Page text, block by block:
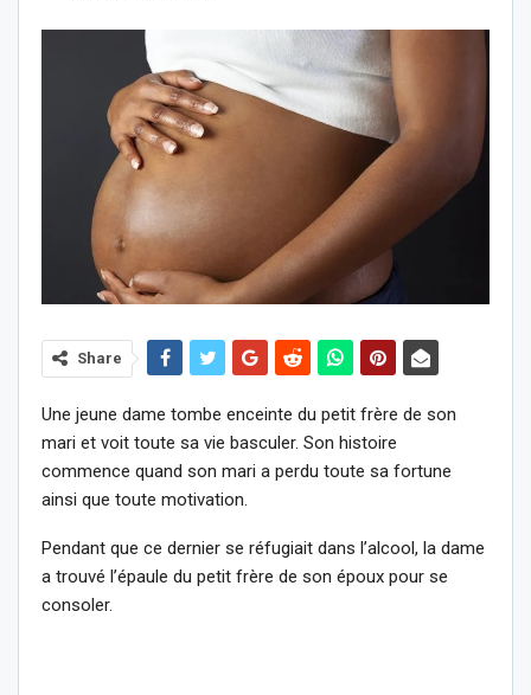
Share
Une jeune dame tombe enceinte du petit frère de son
mari et voit toute sa vie basculer. Son histoire
commence quand son mari a perdu toute sa fortune
ainsi que toute motivation.
Pendant que ce dernier se réfugiait dans l’alcool, la dame
a trouvé l’épaule du petit frère de son époux pour se
consoler.